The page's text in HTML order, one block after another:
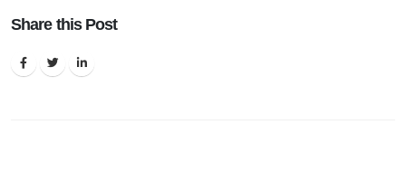
Share this Post